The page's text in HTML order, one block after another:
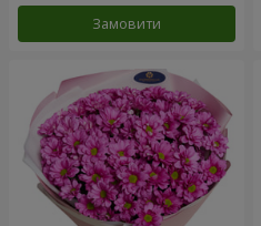
Замовити